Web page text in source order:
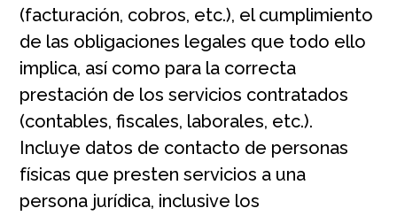
(facturación, cobros, etc.), el cumplimiento
de las obligaciones legales que todo ello
implica, así como para la correcta
prestación de los servicios contratados
(contables, fiscales, laborales, etc.).
Incluye datos de contacto de personas
físicas que presten servicios a una
persona jurídica, inclusive los